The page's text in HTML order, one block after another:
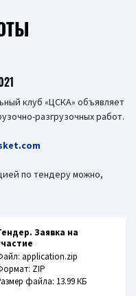
клуб «ЦСКА» объявляет
разгрузочных работ.
по тендеру можно,
Заявка на
application.zip
ZIP
файла: 13.99 КБ